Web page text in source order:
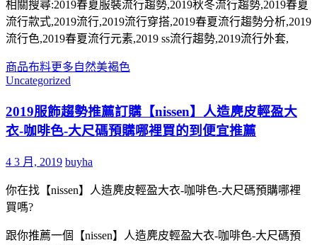
相關搜尋:2019春夏服裝流行趨勢,2019秋冬流行趨勢,2019春夏
流行款式,2019流行,2019流行穿搭,2019春夏流行趨勢分析,2019
流行色,2019春夏流行元素,2019 ss流行趨勢,2019流行外套,
商品布料更多自然美褐色
Uncategorized
2019服飾趨勢推薦訂購【nissen】人造麂皮輕盈大
衣-咖啡色-大尺碼預購哪裡買的到便宜推薦
4 3 月, 2019 buyha
你在找【nissen】人造麂皮輕盈大衣-咖啡色-大尺碼預購哪裡
買嗎?
跟你推薦一個【nissen】人造麂皮輕盈大衣-咖啡色-大尺碼預